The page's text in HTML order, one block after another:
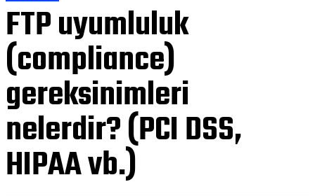
FTP uyumluluk
(compliance)
gereksinimleri
nelerdir? (PCI DSS,
HIPAA vb.)